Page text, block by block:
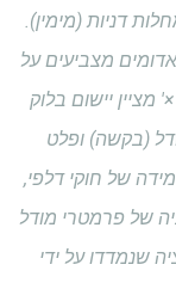
דניות (מימין).
מצביעים על
שינויים בהשוואה למודל GPT-2 הבסיסי. 'N ×' מציין יישום בלוק
(בקשה) ופלט
של חוקי דלפי,
של פרמטרי מודל
שנמדדו על ידי